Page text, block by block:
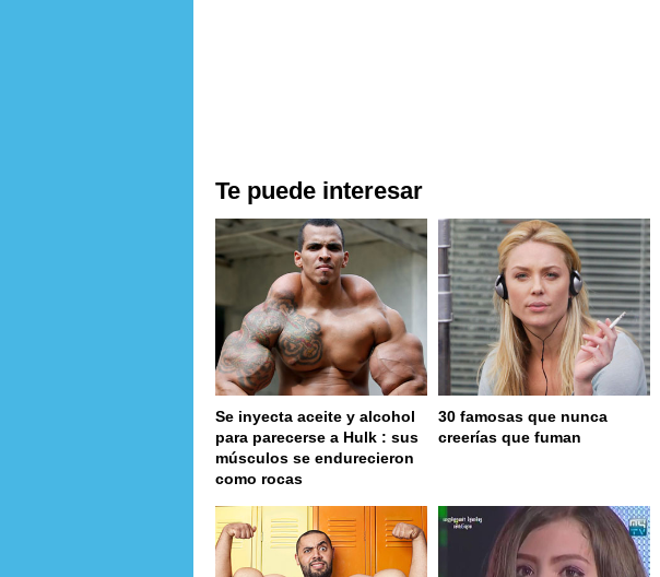
Te puede interesar
Se inyecta aceite y alcohol
para parecerse a Hulk : sus
músculos se endurecieron
como rocas
30 famosas que nunca
creerías que fuman